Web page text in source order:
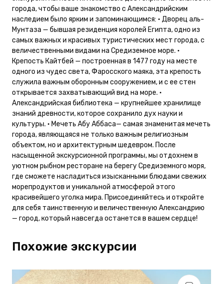
города, чтобы ваше знакомство с Александрийским
наследием было ярким и запоминающимся: • Дворец аль-
Мунтаза — бывшая резиденция королей Египта, одно из
самых важных и красивых туристических мест города, с
величественными видами на Средиземное море. •
Крепость Кайтбей — построенная в 1477 году на месте
одного из чудес света, Фаросского маяка, эта крепость
служила важным оборонным сооружением, и с ее стен
открывается захватывающий вид на море. •
Александрийская библиотека — крупнейшее хранилище
знаний древности, которое сохранило дух науки и
культуры. • Мечеть Абу Аббаса— самая знаменитая мечеть
города, являющаяся не только важным религиозным
объектом, но и архитектурным шедевром. После
насыщенной экскурсионной программы, мы отдохнем в
уютном рыбном ресторане на берегу Средиземного моря,
где сможете насладиться изысканными блюдами свежих
морепродуктов и уникальной атмосферой этого
красивейшего уголка мира. Присоединяйтесь и откройте
для себя таинственную и величественную Александрию
— город, который навсегда останется в вашем сердце!
Похожие экскурсии